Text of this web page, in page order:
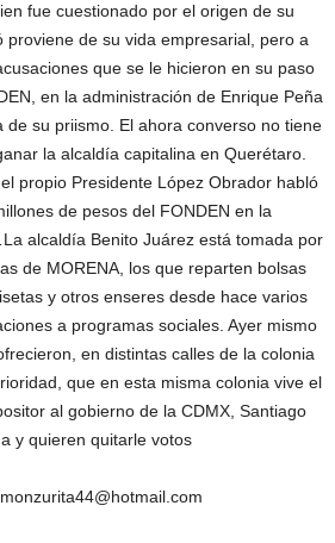
fue cuestionado por el origen de su
proviene de su vida empresarial, pero a
que se le hicieron en su paso
en la administración de Enrique Peña
de su priismo. El ahora converso no tiene
la alcaldía capitalina en Querétaro.
propio Presidente López Obrador habló
de pesos del FONDEN en la
alcaldía Benito Juárez está tomada por
de MORENA, los que reparten bolsas
y otros enseres desde hace varios
a programas sociales. Ayer mismo
en distintas calles de la colonia
que en esta misma colonia vive el
al gobierno de la CDMX, Santiago
y quieren quitarle votos